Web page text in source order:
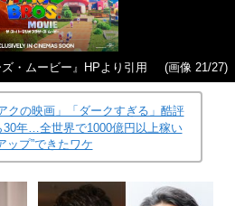
・ムービー』HPより引用 (画像 21/27)
クの映画」「ダークすぎる」酷評
30年…全世界で1000億円以上稼い
ップ”できたワケ